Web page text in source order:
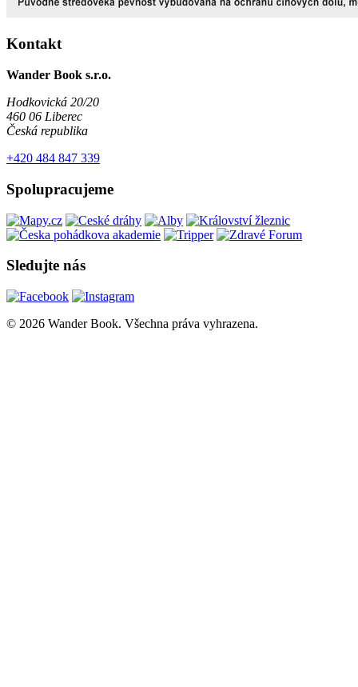
Kontakt
Wander Book s.r.o.
Hodkovická 20/20
460 06 Liberec
Česká republika
+420 484 847 339
Spolupracujeme
Sledujte nás
© 2026 Wander Book. Všechna práva vyhrazena.